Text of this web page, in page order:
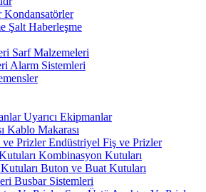
Kondansatörler
Şalt Haberleşme
Sarf Malzemeleri
Alarm Sistemleri
Uyarıcı Ekipmanlar
Kablo Makarası
Endüstriyel Fiş ve Prizler
Kombinasyon Kutuları
Buton ve Buat Kutuları
Busbar Sistemleri